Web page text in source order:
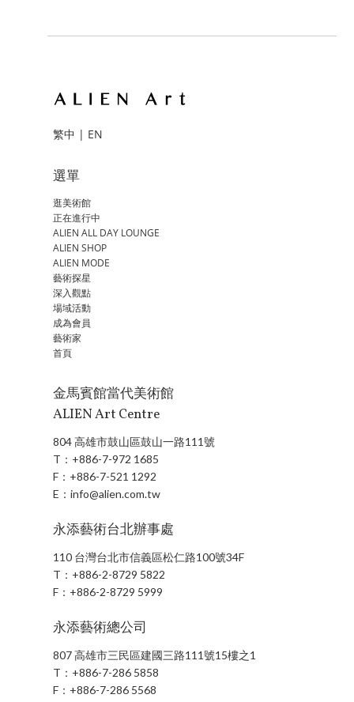
繁中 | EN
選單
逛美術館
正在進行中
ALIEN ALL DAY LOUNGE
ALIEN SHOP
ALIEN MODE
藝術探星
深入觀點
場域活動
成為會員
藝術家
首頁
金馬賓館當代美術館
ALIEN Art Centre
804 高雄市鼓山區鼓山一路111號
T： +886-7-972 1685
F： +886-7-521 1292
E：info@alien.com.tw
永添藝術台北辦事處
110 台灣台北市信義區松仁路100號34F
T： +886-2-8729 5822
F： +886-2-8729 5999
永添藝術總公司
807 高雄市三民區建國三路111號15樓之1
T： +886-7-286 5858
F： +886-7-286 5568